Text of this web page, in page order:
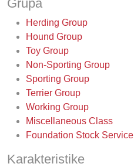
Grupa
Herding Group
Hound Group
Toy Group
Non-Sporting Group
Sporting Group
Terrier Group
Working Group
Miscellaneous Class
Foundation Stock Service
Karakteristike